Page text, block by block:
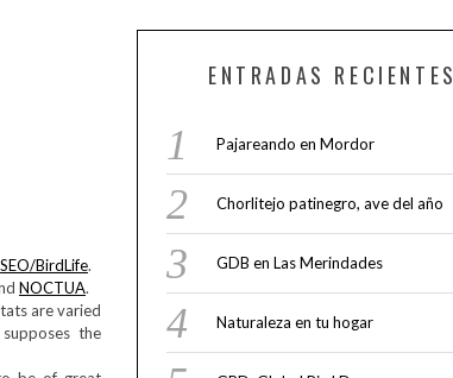
SEO/BirdLife.
NOCTUA.
are varied
the
ENTRADAS RECIENTES
Pajareando en Mordor
Chorlitejo patinegro, ave del año
GDB en Las Merindades
Naturaleza en tu hogar